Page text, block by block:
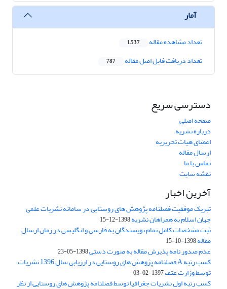
آمار
تعداد مشاهده مقاله 1,537
تعداد دریافت فایل اصل مقاله 787
دسترسی سریع
صفحه اصلی
درباره نشریه
اعضای هیات تحریریه
ارسال مقاله
تماس با ما
نقشه سایت
آخرین اخبار
تبریک موفقیت فصلنامه پژوهش های روستایی در سامانه نشریات علمی
جهان اسلام به همراهان نشریه1398-12-15
ثبت مشخصات کامل تمام نویسندگان به فارسی و انگلیسی در زمان ارسال
مقاله1398-10-15
عدم صدور نامه پذیرش مقاله به صورت دستی1398-05-23
کسب رتبه A فصلنامه پژوهش های روستایی در ارزیابی سال 1396 نشریات
توسط وزارت عتف1397-02-03
کسب رتبه اول نشریات جغرافیا توسط فصلنامه پژوهش های روستایی از نظر